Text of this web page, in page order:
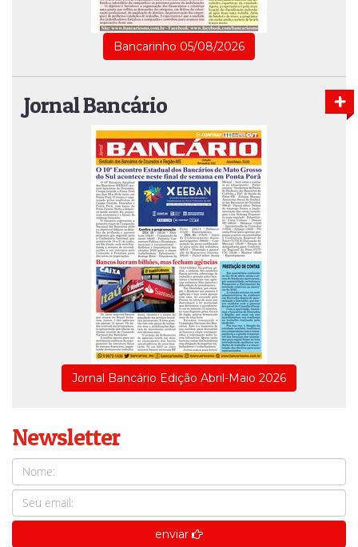
Bancarinho 05/08/2026
Jornal Bancário
Jornal Bancário Edição Abril-Maio 2026
Newsletter
enviar